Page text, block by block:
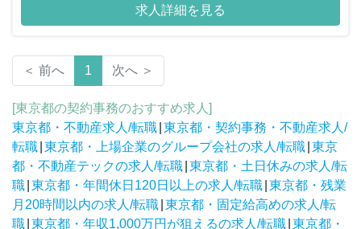
求人詳細を見る
＜ 前へ 1 次へ ＞
[東京都の契約事務のおすすめ求人]
東京都・不動産求人/転職 東京都・契約事務・不動産求人/
転職 東京都・上場企業のグループ会社の求人/転職 東京
都・不動産テックの求人/転職 東京都・土日休みの求人/転
職 東京都・年間休日120日以上の求人/転職 東京都・残業
月20時間以内の求人/転職 東京都・固定給高めの求人/転
職 東京都・年収1,000万円が狙えるの求人/転職 東京都・